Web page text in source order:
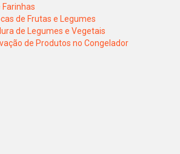
Farinhas
de Frutas e Legumes
de Legumes e Vegetais
de Produtos no Congelador